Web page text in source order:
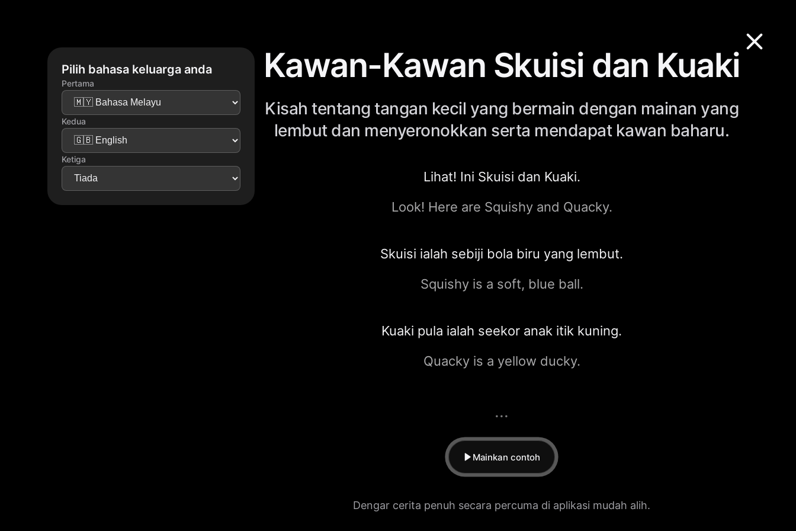
Pilih bahasa keluarga anda
Pertama
Kedua
Ketiga
Kawan-Kawan Skuisi dan Kuaki
Kisah tentang tangan kecil yang bermain dengan mainan yang
lembut dan menyeronokkan serta mendapat kawan baharu.
Lihat! Ini Skuisi dan Kuaki.
Look! Here are Squishy and Quacky.
Skuisi ialah sebiji bola biru yang lembut.
Squishy is a soft, blue ball.
Kuaki pula ialah seekor anak itik kuning.
Quacky is a yellow ducky.
...
Mainkan contoh
Dengar cerita penuh secara percuma di aplikasi mudah alih.